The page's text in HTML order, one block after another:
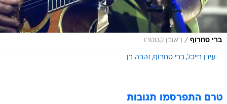
ברי סחרוף / ראובן קסטרו
עידן רייכל ברי סחרוף זהבה בן
טרם התפרסמו תגובות